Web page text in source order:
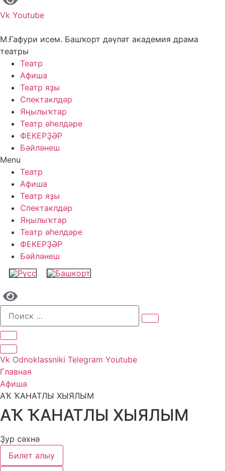
Vk Youtube
М.Ғафури исем. Башҡорт дәүләт академия драма
театры
Театр
Афиша
Театр яҙы
Спектаклдәр
Яңылыҡтар
Театр әһелдәре
ФЕКЕРҘӘР
Бәйләнеш
Menu
Театр
Афиша
Театр яҙы
Спектаклдәр
Яңылыҡтар
Театр әһелдәре
ФЕКЕРҘӘР
Бәйләнеш
Vk Odnoklassniki Telegram Youtube
Главная
Афиша
АҠ ҠАНАТЛЫ ХЫЯЛЫМ
АҠ ҠАНАТЛЫ ХЫЯЛЫМ
Ҙур сәхнә
Билет алыу